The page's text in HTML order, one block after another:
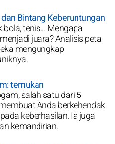
Bintang Keberuntungan
bola, tenis... Mengapa
juara? Analisis peta
mengungkap
temukan
salah satu dari 5
Anda berkehendak
keberhasilan. Ia juga
kemandirian.